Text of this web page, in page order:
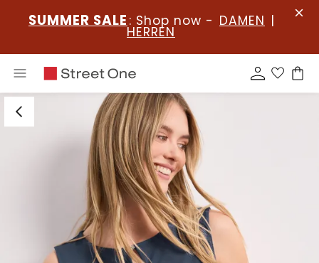
SUMMER SALE : Shop now - DAMEN |
HERREN